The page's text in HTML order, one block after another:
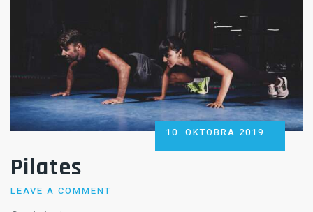
Pilates
POSTED
ON
10. OKTOBRA 2019.
LEAVE A COMMENT